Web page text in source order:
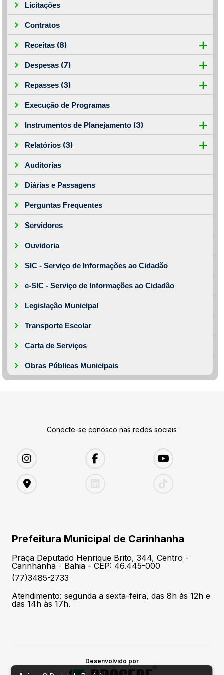
Licitações
Contratos
Receitas (8)
Despesas (7)
Repasses (3)
Execução de Programas
Instrumentos de Planejamento (3)
Relatórios (3)
Auditorias
Diárias e Passagens
Perguntas Frequentes
Servidores
Ouvidoria
SIC - Serviço de Informações ao Cidadão
e-SIC - Serviço de Informações ao Cidadão
Legislação Municipal
Transporte Escolar
Carta de Serviços
Obras Públicas Municipais
Conecte-se conosco nas redes sociais
Prefeitura Municipal de Carinhanha
Praça Deputado Henrique Brito, 344, Centro -
Carinhanha - Bahia - CEP: 46.445-000
(77)3485-2733
Atendimento: segunda a sexta-feira, das 8h às 12h e
das 14h às 17h.
Desenvolvido por